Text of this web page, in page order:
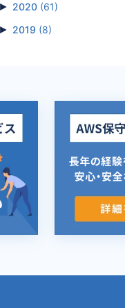
2020 (61)
2019 (8)